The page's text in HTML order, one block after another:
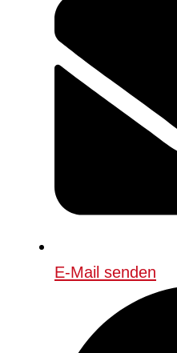
E-Mail senden